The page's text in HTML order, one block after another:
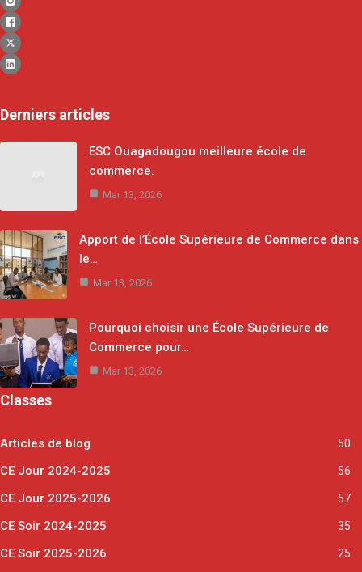
Derniers articles
ESC Ouagadougou meilleure école de
commerce.
Mar 13, 2026
Apport de l’École Supérieure de Commerce dans
le…
Mar 13, 2026
Pourquoi choisir une École Supérieure de
Commerce pour…
Mar 13, 2026
Classes
Articles de blog 50
CE Jour 2024-2025 56
CE Jour 2025-2026 57
CE Soir 2024-2025 35
CE Soir 2025-2026 25